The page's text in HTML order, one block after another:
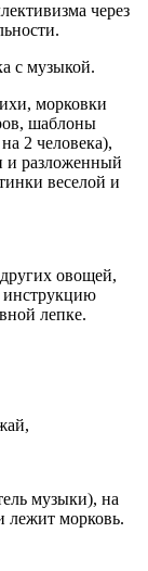
через
с музыкой.
морковки
шаблоны
2 человека),
и разложенный
веселой и
овощей,
инструкцию
лепке.
музыки), на
лежит морковь.